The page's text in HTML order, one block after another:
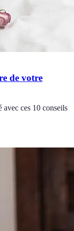
de votre
ces 10 conseils